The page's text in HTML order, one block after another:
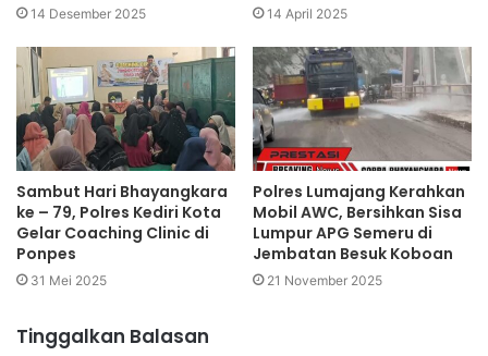
14 Desember 2025 14 April 2025
Sambut Hari Bhayangkara
ke – 79, Polres Kediri Kota
Gelar Coaching Clinic di
Ponpes
31 Mei 2025
Polres Lumajang Kerahkan
Mobil AWC, Bersihkan Sisa
Lumpur APG Semeru di
Jembatan Besuk Koboan
21 November 2025
Tinggalkan Balasan